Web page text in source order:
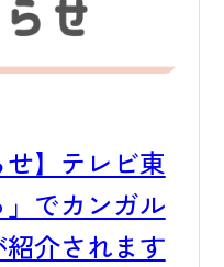
ァリ 送迎バス
当園間を直行運
での乗車・降
た座席には限り
満席の場合は次
場合がございま
運行）当日の詳
）の1頭の展示と
せ】テレビ東
でカンガル
介されます